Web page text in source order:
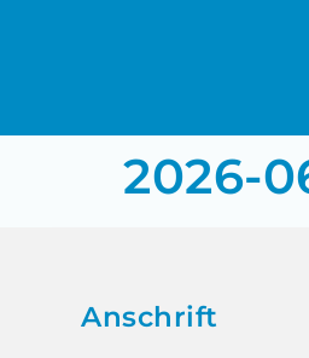
2026-
Anschrift